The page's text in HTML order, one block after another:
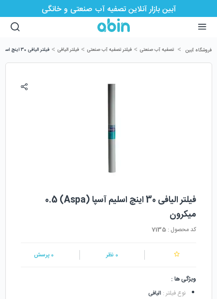
آبین بازار آنلاین تصفیه آب صنعتی و خانگی
فروشگاه آبین > تصفیه آب صنعتی > فیلتر تصفیه آب صنعتی > فیلتر الیافی > فیلتر الیافی 30 اینچ اسلیم آسپا (Aspa) 0.5 میکرون
فیلتر الیافی 30 اینچ اسلیم آسپا (Aspa) 0.5
میکرون
کد محصول : 7135
0 نظر 0 پرسش
ویژگی ها :
نوع فیلتر : الیافی